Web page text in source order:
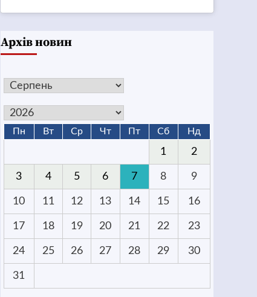
Архів новин
Пн Вт Ср Чт Пт Сб Нд
1 2
3 4 5 6 7 8 9
10 11 12 13 14 15 16
17 18 19 20 21 22 23
24 25 26 27 28 29 30
31